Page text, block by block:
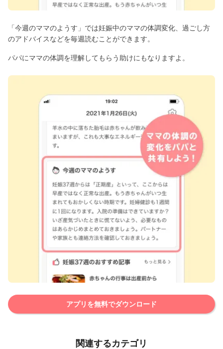
「今週のママのようす」では妊娠中のママの体調変化、過ごし方
のアドバイスなどを毎週読むことができます。
パパにママの体調を理解してもらう助けにもなりますよ。
アプリを無料でダウンロード
関連するカテゴリ